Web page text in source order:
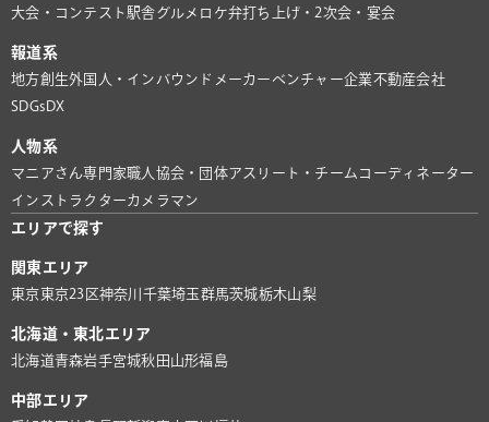
大会・コンテスト 駅舎グルメ ロケ弁打ち上げ・2次会・宴会
報道系
地方創生外国人・インバウンド メーカー ベンチャー企業不動産会社
SDGs DX
人物系
マニアさん専門家 職人 協会・団体アスリート・チーム コーディネーター
インストラクターカメラマン
エリアで探す
関東エリア
東京 東京23区神奈川 千葉埼玉群馬茨城栃木山梨
北海道・東北エリア
北海道青森岩手宮城秋田 山形福島
中部エリア